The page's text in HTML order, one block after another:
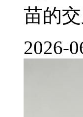
苗的
2026-